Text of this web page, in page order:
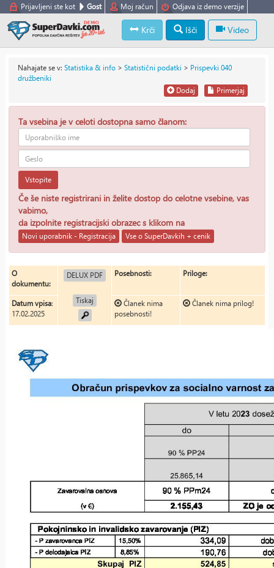
Prijavljeni ste kot Gost Moj račun Odjava iz demo verzije
Krči Išči Video
Nahajate se v: Statistika & info > Statistični podatki > Prispevki 040
družbeniki
Primerjaj
Dodaj
Ta vsebina je v celoti dostopna samo članom:
Vstopite
Če še niste registrirani in želite dostop do celotne vsebine, vas
vabimo,
da izpolnite registracijski obrazec s klikom na
Novi uporabnik - Registracija Vse o SuperDavkih + cenik
O
dokumentu:
DELUX PDF
Tiskaj
Posebnosti: Priloge:
Datum vpisa:
17.02.2025
Članek nima
posebnosti!
Članek nima prilog!